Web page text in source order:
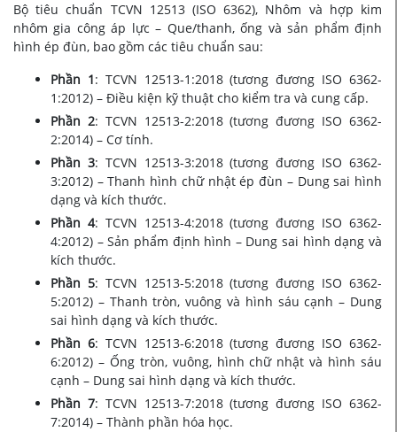
Bộ tiêu chuẩn TCVN 12513 (ISO 6362), Nhôm và hợp kim
nhôm gia công áp lực – Que/thanh, ống và sản phẩm định
hình ép đùn, bao gồm các tiêu chuẩn sau:
Phần 1: TCVN 12513-1:2018 (tương đương ISO 6362-
1:2012) – Điều kiện kỹ thuật cho kiểm tra và cung cấp.
Phần 2: TCVN 12513-2:2018 (tương đương ISO 6362-
2:2014) – Cơ tính.
Phần 3: TCVN 12513-3:2018 (tương đương ISO 6362-
3:2012) – Thanh hình chữ nhật ép đùn – Dung sai hình
dạng và kích thước.
Phần 4: TCVN 12513-4:2018 (tương đương ISO 6362-
4:2012) – Sản phẩm định hình – Dung sai hình dạng và
kích thước.
Phần 5: TCVN 12513-5:2018 (tương đương ISO 6362-
5:2012) – Thanh tròn, vuông và hình sáu cạnh – Dung
sai hình dạng và kích thước.
Phần 6: TCVN 12513-6:2018 (tương đương ISO 6362-
6:2012) – Ống tròn, vuông, hình chữ nhật và hình sáu
cạnh – Dung sai hình dạng và kích thước.
Phần 7: TCVN 12513-7:2018 (tương đương ISO 6362-
7:2014) – Thành phần hóa học.